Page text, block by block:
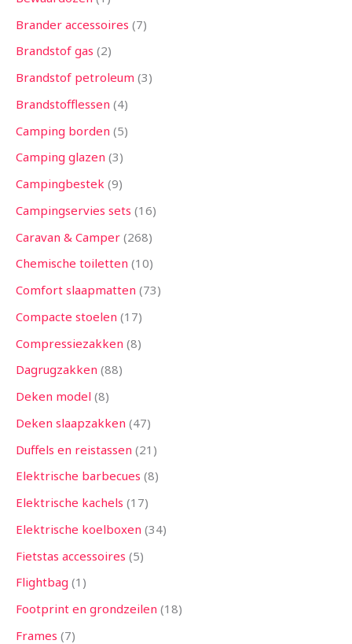
Brander accessoires 7
Brandstof gas 2
Brandstof petroleum 3
Brandstofflessen 4
Camping borden 5
Camping glazen 3
Campingbestek 9
Campingservies sets 16
Caravan & Camper 268
Chemische toiletten 10
Comfort slaapmatten 73
Compacte stoelen 17
Compressiezakken 8
Dagrugzakken 88
Deken model 8
Deken slaapzakken 47
Duffels en reistassen 21
Elektrische barbecues 8
Elektrische kachels 17
Elektrische koelboxen 34
Fietstas accessoires 5
Flightbag 1
Footprint en grondzeilen 18
Frames 7